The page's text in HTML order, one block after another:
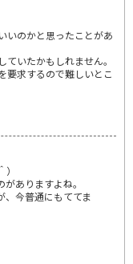
いのかと思ったことがあ
いたかもしれません。
要求するので難しいとこ
ありますよね。
、今普通にもててま